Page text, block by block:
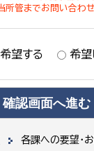
各課への要望・
所管までお問い合わせ
希望する 希望